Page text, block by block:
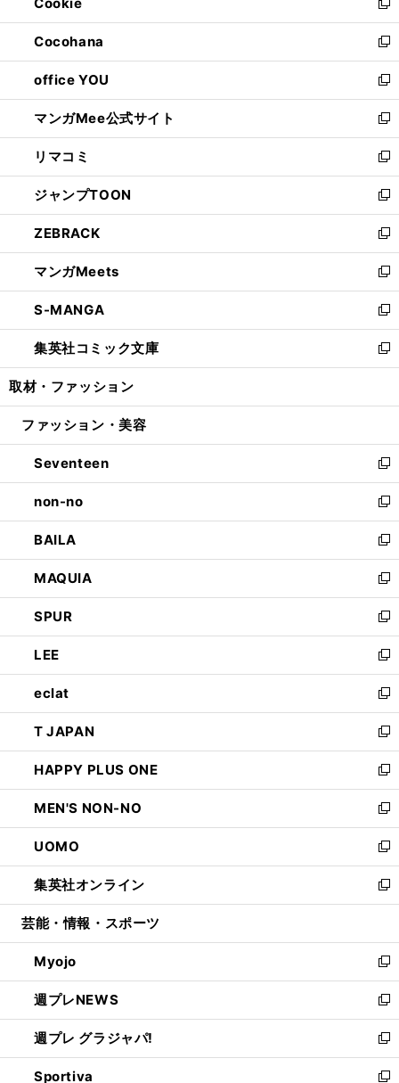
で
開
く
ド
ウ
で
開
く
ィ
ン
ド
ウ
で
開
く
新
し
い
ウ
ィ
ン
ド
ウ
で
開
く
Cocohana
新
し
い
ウ
ィ
ン
ド
ウ
で
開
く
office YOU
新
し
い
ウ
ィ
ン
ド
ウ
で
開
く
マンガMee公式サイト
新
し
い
ウ
ィ
ン
ド
ウ
で
開
く
リマコミ
新
し
い
ウ
ィ
ン
ド
ウ
で
開
く
ジャンプTOON
新
し
い
ウ
ィ
ン
ド
ウ
で
開
ZEBRACK
新
し
い
ウ
ィ
ン
ド
ウ
開
マンガMeets
新
し
い
ウ
ィ
ン
ウ
開
く
S-MANGA
新
し
い
ウ
ン
ウ
で
開
く
集英社コミック文庫
新
し
ウ
ン
ド
ウ
で
開
く
取材・ファッション
ファッション・美容
Seventeen
新
し
い
ウ
ィ
ン
ド
ウ
で
開
く
non-no
新
し
い
ウ
ィ
ン
ド
ウ
で
開
く
BAILA
新
し
い
ウ
ィ
ン
ド
ウ
で
開
く
MAQUIA
新
し
い
ウ
ィ
ン
ド
ウ
で
開
く
SPUR
新
し
い
ウ
ィ
ン
ド
ウ
で
開
く
LEE
新
し
い
ウ
ィ
ン
ド
ウ
で
開
く
eclat
新
し
い
ウ
ィ
ン
ド
ウ
で
開
く
T JAPAN
新
し
い
ウ
ィ
ン
ド
ウ
で
開
HAPPY PLUS ONE
新
し
い
ウ
ィ
ン
ド
ウ
開
く
MEN'S NON-NO
新
し
い
ウ
ィ
ン
ウ
で
開
く
UOMO
新
し
い
ウ
ン
ド
ウ
で
開
く
集英社オンライン
新
し
ウ
ィ
ン
ド
ウ
で
開
く
芸能・情報・スポーツ
Myojo
新
し
い
ウ
ィ
ン
ド
週プレNEWS
新
し
い
ウ
ィ
週プレ グラジャパ!
新
し
い
Sportiva